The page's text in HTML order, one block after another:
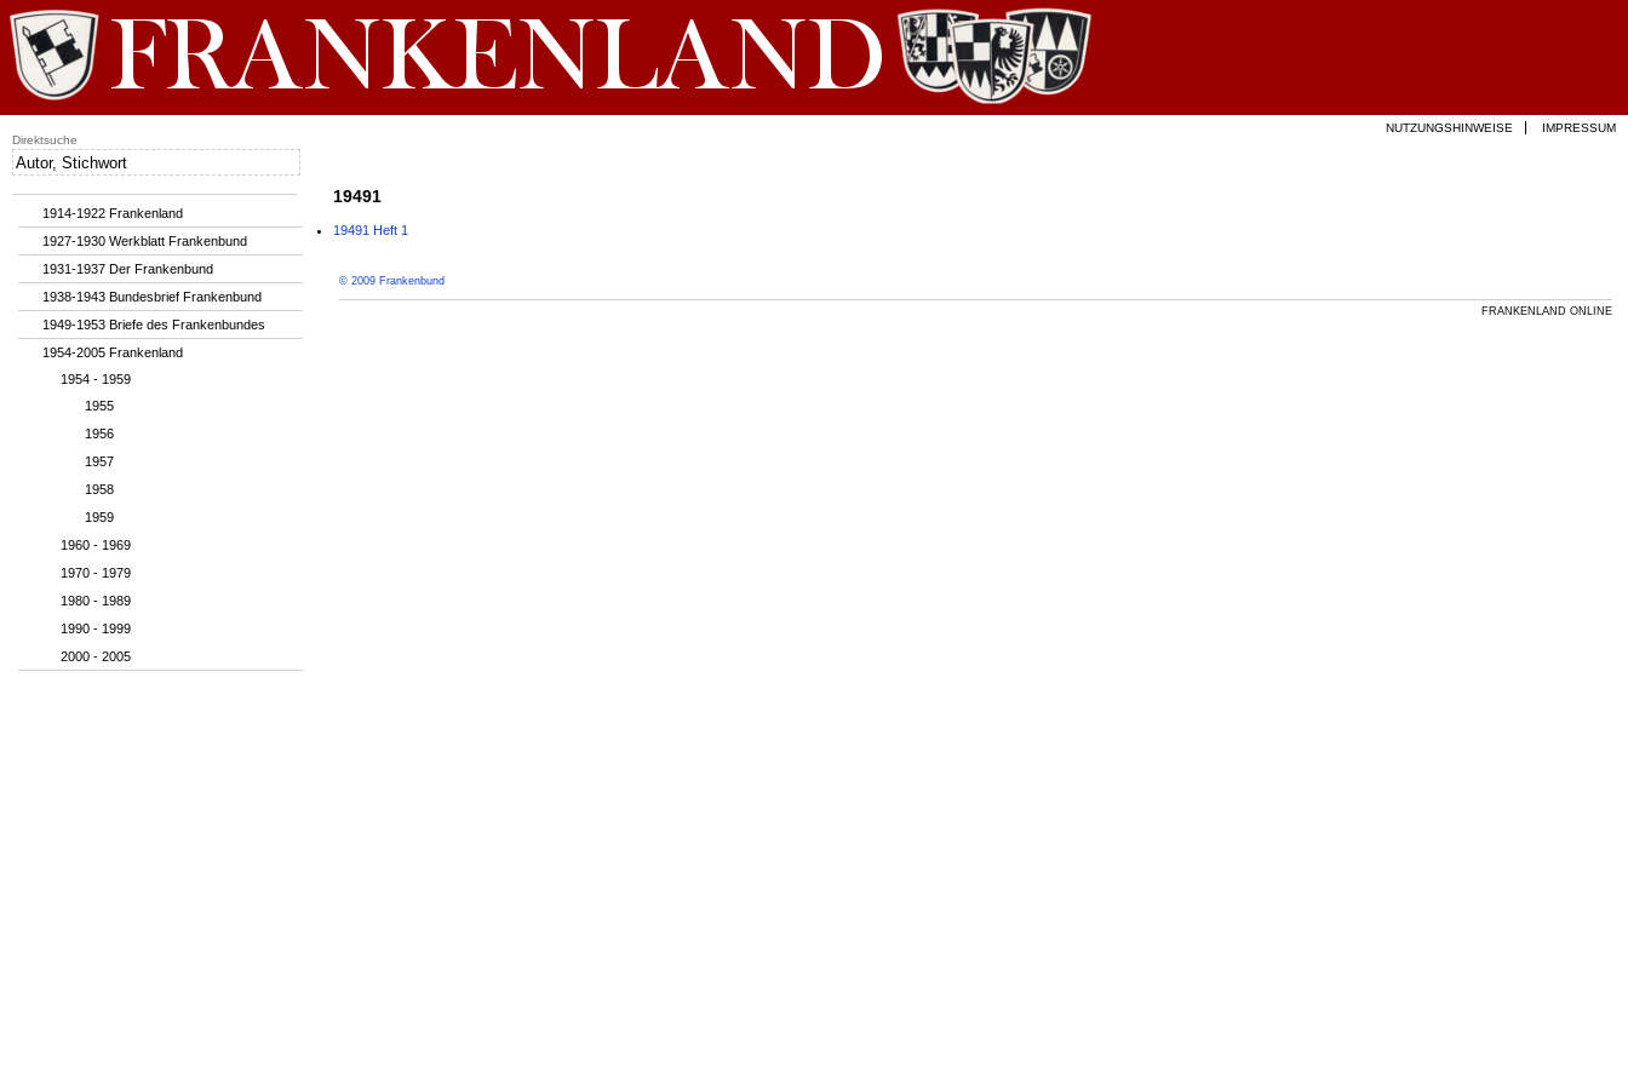
19491
19491 Heft 1
© 2009 Frankenbund
FRANKENLAND ONLINE
1914-1922 Frankenland
1927-1930 Werkblatt Frankenbund
1931-1937 Der Frankenbund
1938-1943 Bundesbrief Frankenbund
1949-1953 Briefe des Frankenbundes
1954-2005 Frankenland
1954 - 1959
1955
1956
1957
1958
1959
1960 - 1969
1970 - 1979
1980 - 1989
1990 - 1999
2000 - 2005
NUTZUNGSHINWEISE
IMPRESSUM
Direktsuche